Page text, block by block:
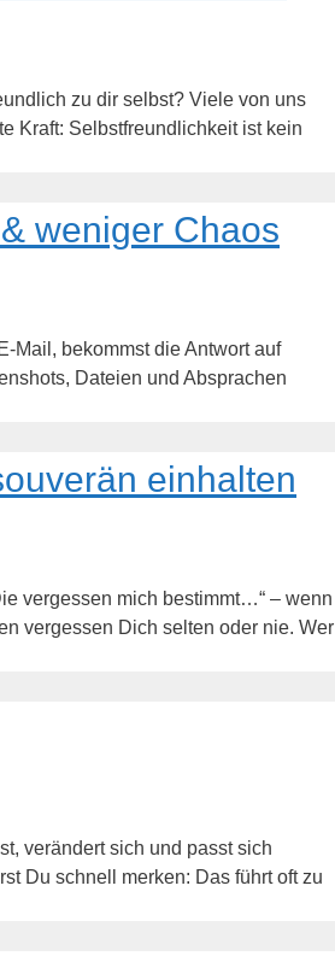
zu dir selbst? Viele von uns
Kraft: Selbstfreundlichkeit ist kein
weniger Chaos
Mail, bekommst die Antwort auf
Dateien und Absprachen
einhalten
vergessen mich bestimmt…“ – wenn
vergessen Dich selten oder nie. Wer
verändert sich und passt sich
Du schnell merken: Das führt oft zu